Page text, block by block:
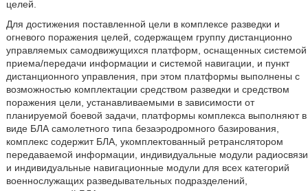
целей.
Для достижения поставленной цели в комплексе разведки и
огневого поражения целей, содержащем группу дистанционно
управляемых самодвижущихся платформ, оснащенных системой
приема/передачи информации и системой навигации, и пункт
дистанционного управления, при этом платформы выполнены с
возможностью комплектации средством разведки и средством
поражения цели, устанавливаемыми в зависимости от
планируемой боевой задачи, платформы комплекса выполняют в
виде БЛА самолетного типа безаэродромного базирования,
комплекс содержит БЛА, укомплектованный ретранслятором
передаваемой информации, индивидуальные модули радиосвязи
и индивидуальные навигационные модули для всех категорий
военнослужащих разведывательных подразделений,